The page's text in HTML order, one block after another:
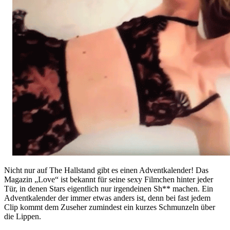
Nicht nur auf The Hallstand gibt es einen Adventkalender! Das
Magazin „Love“ ist bekannt für seine sexy Filmchen hinter jeder
Tür, in denen Stars eigentlich nur irgendeinen Sh** machen. Ein
Adventkalender der immer etwas anders ist, denn bei fast jedem
Clip kommt dem Zuseher zumindest ein kurzes Schmunzeln über
die Lippen.